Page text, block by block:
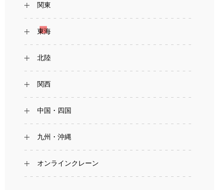
関東
東海
北陸
関西
中国・四国
九州・沖縄
オンラインクレーン